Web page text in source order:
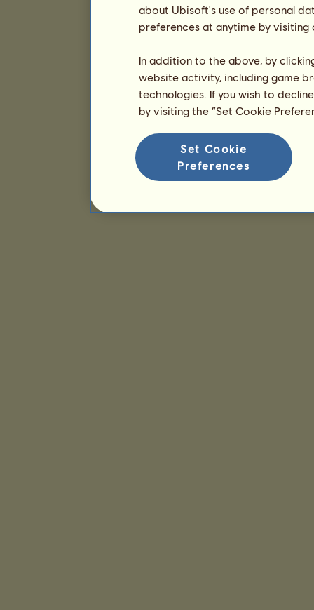
about Ubisoft's use of personal
preferences at anytime by
In addition to the above, by
website activity, including game
technologies. If you wish to
by visiting the “Set Cookie
Set Cookie
Preferences